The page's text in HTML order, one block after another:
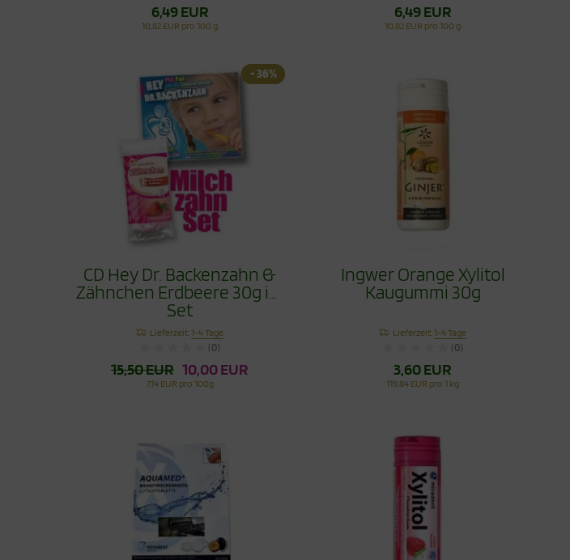
6,49 EUR
10,82 EUR pro 100 g
6,49 EUR
10,82 EUR pro 100 g
CD Hey Dr. Backenzahn &
Zähnchen Erdbeere 30g im
Set
Lieferzeit:1-4 Tage
(0)
15,50 EUR 10,00 EUR
- 36%
7,14 EUR pro 100g
Ingwer Orange Xylitol
Kaugummi 30g
Lieferzeit:1-4 Tage
(0)
3,60 EUR
119,84 EUR pro 1 kg